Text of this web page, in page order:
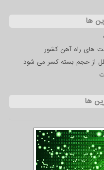
ها
های راه آهن کشور
از حجم بسته کسر می شود
ها